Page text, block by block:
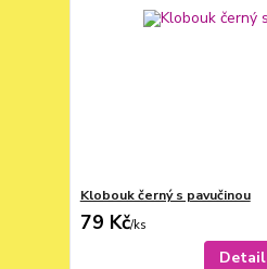
Klobouk černý s pavučinou
79 Kč/ks
Detail